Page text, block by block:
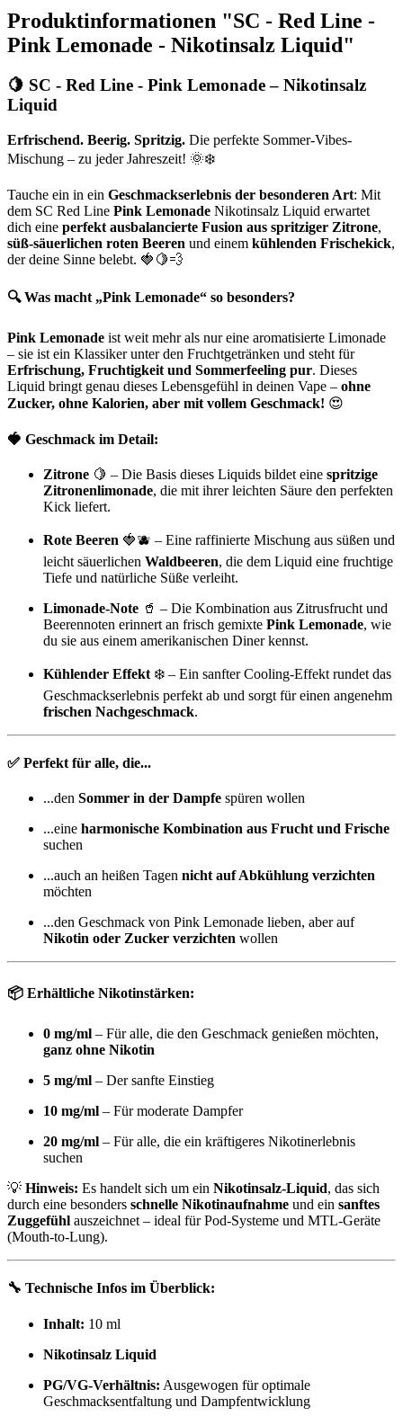
Produktinformationen "SC - Red Line -
Pink Lemonade - Nikotinsalz Liquid"
🍋 SC - Red Line - Pink Lemonade– Nikotinsalz
Liquid
Erfrischend. Beerig. Spritzig. Die perfekte Sommer-Vibes-
Mischung – zu jeder Jahreszeit! 🌞❄️
Tauche ein in ein Geschmackserlebnis der besonderen Art: Mit
dem SC Red Line Pink Lemonade Nikotinsalz Liquid erwartet
dich eine perfekt ausbalancierte Fusion aus spritziger Zitrone,
süß-säuerlichen roten Beeren und einem kühlenden Frischekick,
der deine Sinne belebt. 🍓🍋💨
🔍 Was macht „Pink Lemonade“ so besonders?
Pink Lemonade ist weit mehr als nur eine aromatisierte Limonade
– sie ist ein Klassiker unter den Fruchtgetränken und steht für
Erfrischung, Fruchtigkeit und Sommerfeeling pur. Dieses
Liquid bringt genau dieses Lebensgefühl in deinen Vape – ohne
Zucker, ohne Kalorien, aber mit vollem Geschmack! 😍
🍓 Geschmack im Detail:
Zitrone 🍋 – Die Basis dieses Liquids bildet eine spritzige
Zitronenlimonade, die mit ihrer leichten Säure den perfekten
Kick liefert.
Rote Beeren 🍓🫐 – Eine raffinierte Mischung aus süßen und
leicht säuerlichen Waldbeeren, die dem Liquid eine fruchtige
Tiefe und natürliche Süße verleiht.
Limonade-Note 🥤 – Die Kombination aus Zitrusfrucht und
Beerennoten erinnert an frisch gemixte Pink Lemonade, wie
du sie aus einem amerikanischen Diner kennst.
Kühlender Effekt ❄️ – Ein sanfter Cooling-Effekt rundet das
Geschmackserlebnis perfekt ab und sorgt für einen angenehm
frischen Nachgeschmack.
✅ Perfekt für alle, die...
...den Sommer in der Dampfe spüren wollen
...eine harmonische Kombination aus Frucht und Frische
suchen
...auch an heißen Tagen nicht auf Abkühlung verzichten
möchten
...den Geschmack von Pink Lemonade lieben, aber auf
Nikotin oder Zucker verzichten wollen
📦 Erhältliche Nikotinstärken:
0 mg/ml – Für alle, die den Geschmack genießen möchten,
ganz ohne Nikotin
5 mg/ml – Der sanfte Einstieg
10 mg/ml – Für moderate Dampfer
20 mg/ml – Für alle, die ein kräftigeres Nikotinerlebnis
suchen
💡 Hinweis: Es handelt sich um ein Nikotinsalz-Liquid, das sich
durch eine besonders schnelle Nikotinaufnahme und ein sanftes
Zuggefühl auszeichnet – ideal für Pod-Systeme und MTL-Geräte
(Mouth-to-Lung).
🔧 Technische Infos im Überblick:
Inhalt: 10 ml
Nikotinsalz Liquid
PG/VG-Verhältnis: Ausgewogen für optimale
Geschmacksentfaltung und Dampfentwicklung